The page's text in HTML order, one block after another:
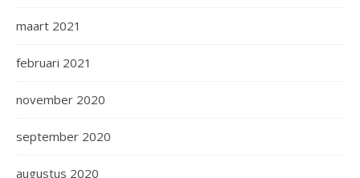
maart 2021
februari 2021
november 2020
september 2020
augustus 2020